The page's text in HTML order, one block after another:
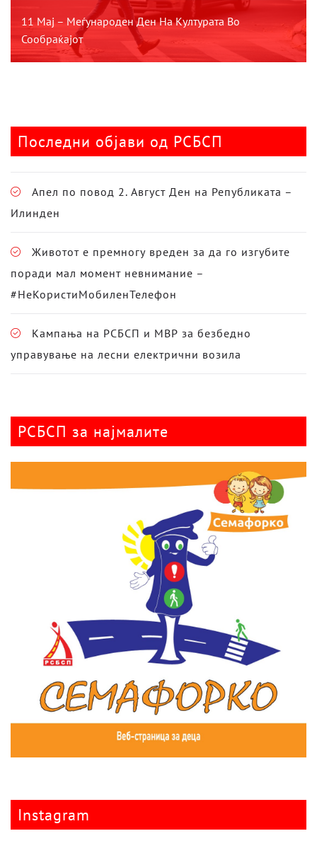
11 Мај – Меѓународен Ден На Културата Во
Сообраќајот
Последни објави од РСБСП
Апел по повод 2. Август Ден на Републиката –
Илинден
Животот е премногу вреден за да го изгубите
поради мал момент невнимание –
#НеКористиМобиленТелефон
Кампања на РСБСП и МВР за безбедно
управување на лесни електрични возила
РСБСП за најмалите
Instagram